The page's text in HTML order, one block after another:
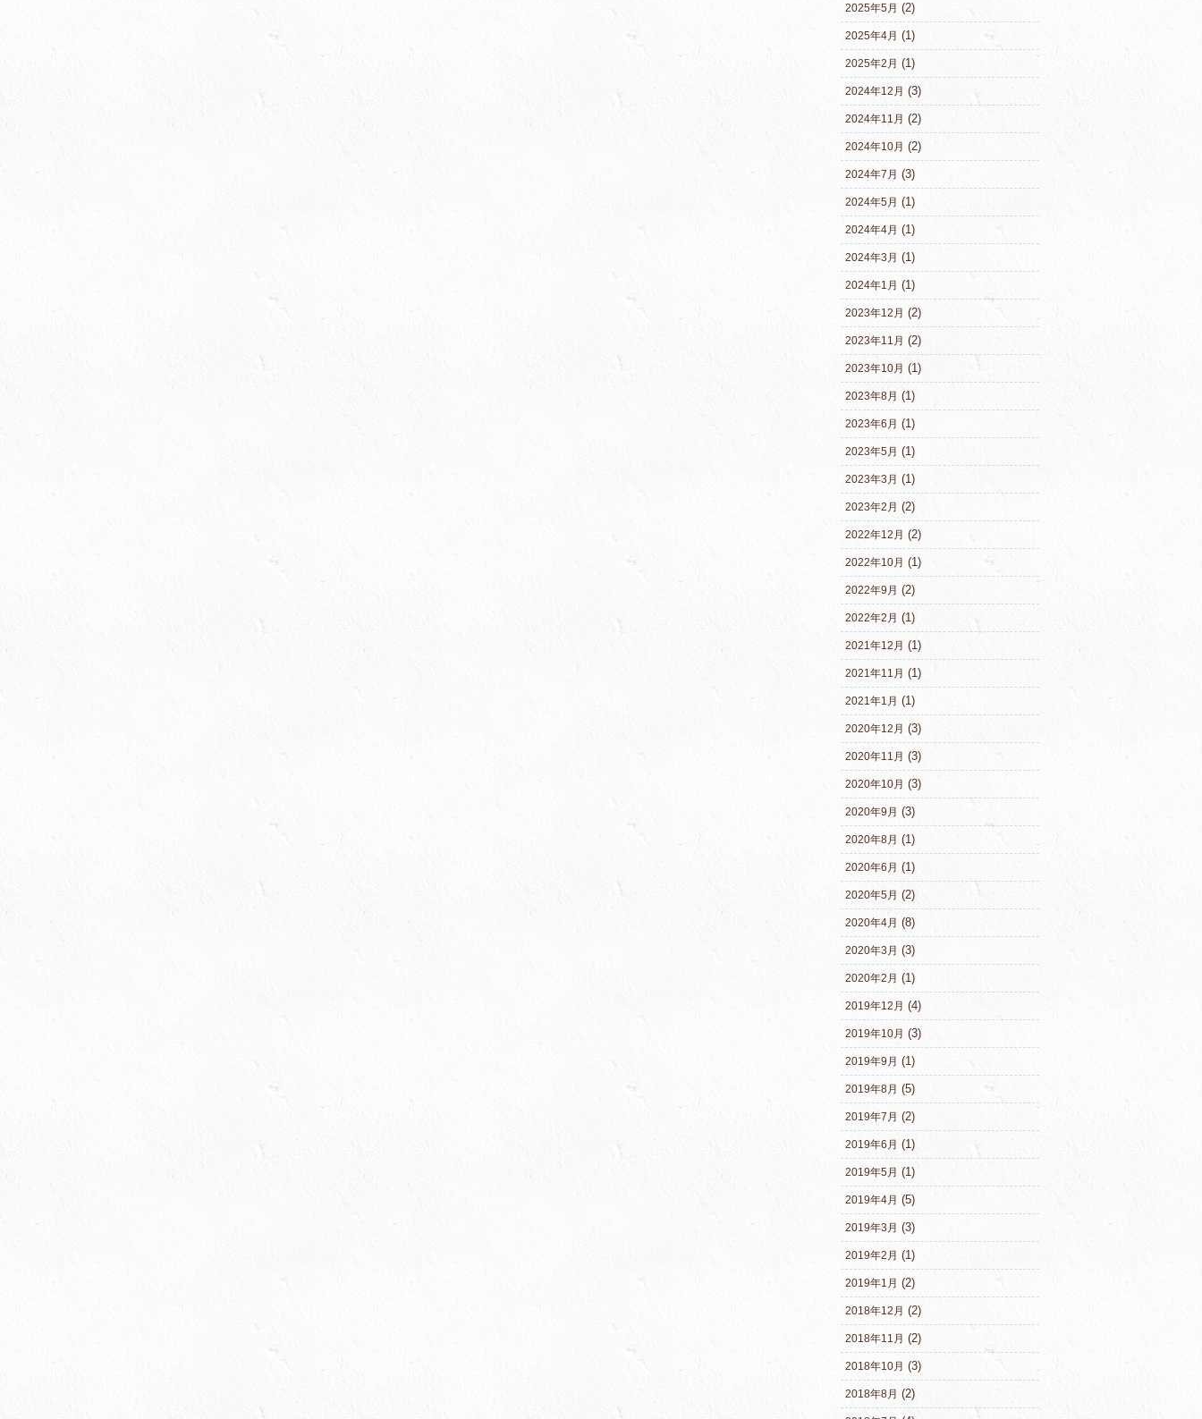
2025年5月 (2)
2025年4月 (1)
2025年2月 (1)
2024年12月 (3)
2024年11月 (2)
2024年10月 (2)
2024年7月 (3)
2024年5月 (1)
2024年4月 (1)
2024年3月 (1)
2024年1月 (1)
2023年12月 (2)
2023年11月 (2)
2023年10月 (1)
2023年8月 (1)
2023年6月 (1)
2023年5月 (1)
2023年3月 (1)
2023年2月 (2)
2022年12月 (2)
2022年10月 (1)
2022年9月 (2)
2022年2月 (1)
2021年12月 (1)
2021年11月 (1)
2021年1月 (1)
2020年12月 (3)
2020年11月 (3)
2020年10月 (3)
2020年9月 (3)
2020年8月 (1)
2020年6月 (1)
2020年5月 (2)
2020年4月 (8)
2020年3月 (3)
2020年2月 (1)
2019年12月 (4)
2019年10月 (3)
2019年9月 (1)
2019年8月 (5)
2019年7月 (2)
2019年6月 (1)
2019年5月 (1)
2019年4月 (5)
2019年3月 (3)
2019年2月 (1)
2019年1月 (2)
2018年12月 (2)
2018年11月 (2)
2018年10月 (3)
2018年8月 (2)